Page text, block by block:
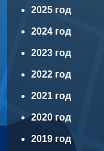
2025 год
2024 год
2023 год
2022 год
2021 год
2020 год
2019 год